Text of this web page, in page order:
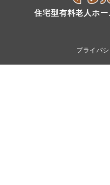
住宅型有料老人ホ
プライバ